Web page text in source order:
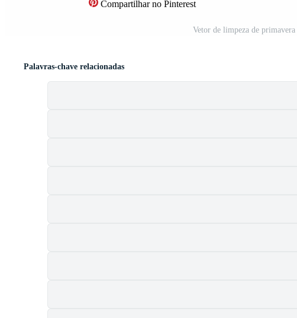
Compartilhar no Pinterest
Vetor de limpeza de
Palavras-chave relacionadas